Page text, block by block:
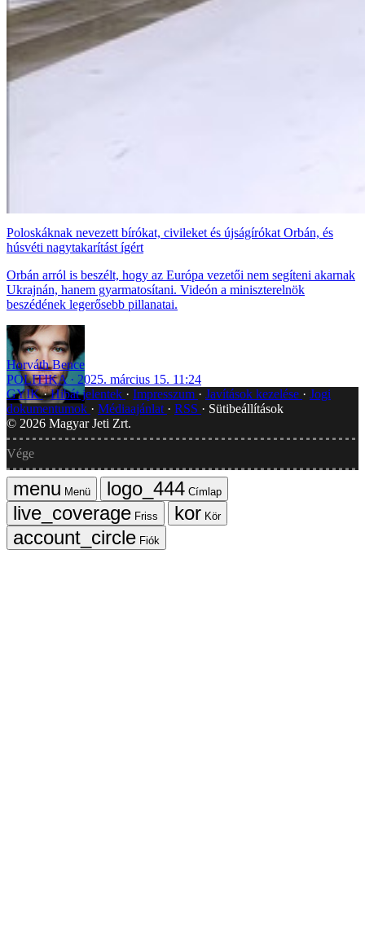
Poloskáknak nevezett bírókat, civileket és újságírókat Orbán, és
húsvéti nagytakarítást ígért
Orbán arról is beszélt, hogy az Európa vezetői nem segíteni akarnak
Ukrajnán, hanem gyarmatosítani. Videón a miniszterelnök
beszédének legerősebb pillanatai.
Horváth Bence
POLITIKA
2025. március 15. 11:24
GYIK Hibát jelentek Impresszum Javítások kezelése
Jogi
dokumentumok
Médiaajánlat RSS
Sütibeállítások
© 2026 Magyar Jeti Zrt.
Vége
Menü
Címlap
Friss
Kör
Fiók